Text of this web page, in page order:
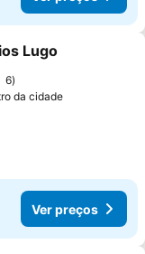
favoritos
Lugo
6
da cidade
Ver preços